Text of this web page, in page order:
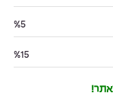
%5
%15